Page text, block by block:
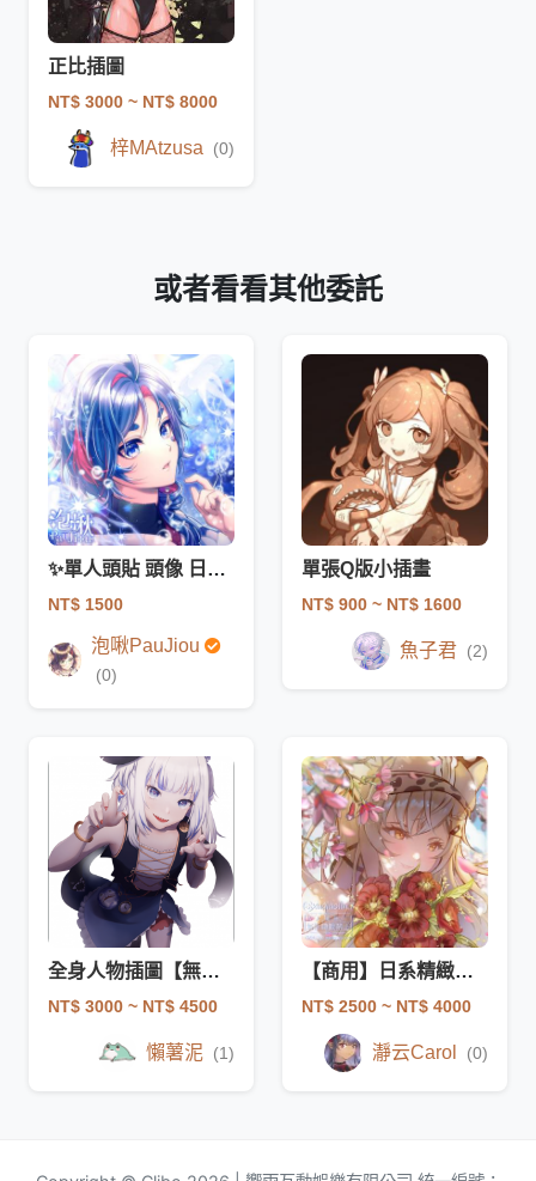
正比插圖
NT$ 3000 ~ NT$ 8000
梓MAtzusa (0)
或者看看其他委託
✨單人頭貼 頭像 日系 插畫 少女漫畫風格
NT$ 1500
泡啾PauJiou
(0)
單張Q版小插畫
NT$ 900 ~ NT$ 1600
魚子君 (2)
全身人物插圖【無背景】
NT$ 3000 ~ NT$ 4500
懶薯泥 (1)
【商用】日系精緻頭貼
NT$ 2500 ~ NT$ 4000
瀞云Carol (0)